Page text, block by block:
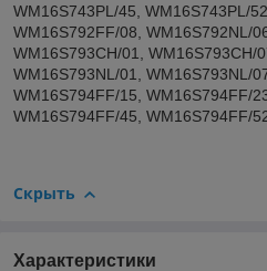
WM16S743PL/45, WM16S743PL/
WM16S792FF/08, WM16S792NL/
WM16S793CH/01, WM16S793CH/
WM16S793NL/01, WM16S793NL/
WM16S794FF/15, WM16S794FF/
WM16S794FF/45, WM16S794FF/
Скрыть
Характеристики